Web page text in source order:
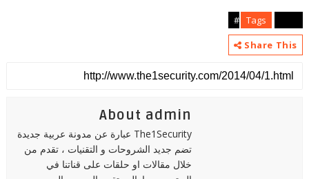
Tags
Share This
About admin
The1Security عبارة عن مدونة عربية جديدة
تضم جديد الشروحات و التقنيات ، تقدم من
خلال مقالات او حلقات على قناتنا في